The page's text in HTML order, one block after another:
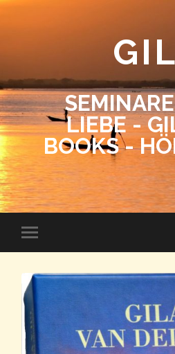
LIEBE -
BOOKS -